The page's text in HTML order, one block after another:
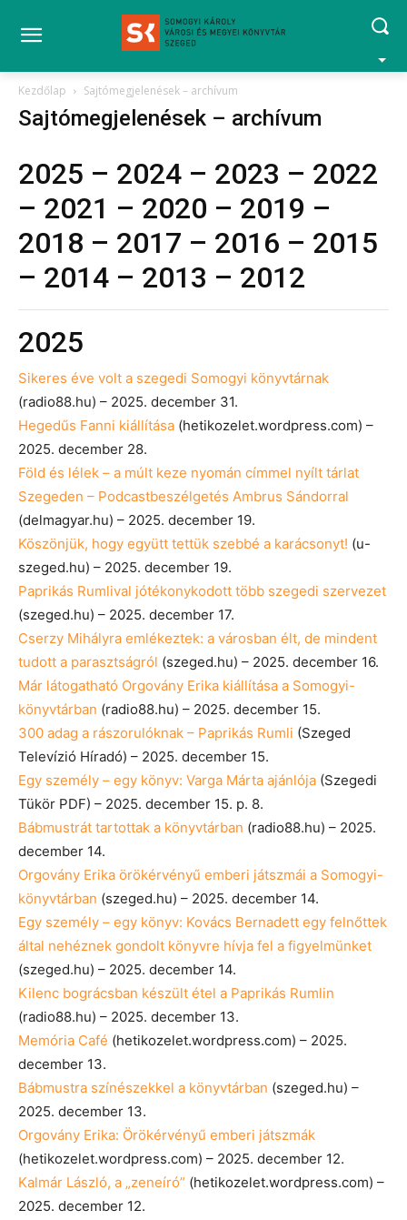
Kezdőlap Sajtómegjelenések – archívum
Sajtómegjelenések – archívum
2025 – 2024 – 2023 – 2022
– 2021 – 2020 – 2019 –
2018 – 2017 – 2016 – 2015
– 2014 – 2013 – 2012
2025
Sikeres éve volt a szegedi Somogyi könyvtárnak
(radio88.hu) – 2025. december 31.
Hegedűs Fanni kiállítása (hetikozelet.wordpress.com) –
2025. december 28.
Föld és lélek – a múlt keze nyomán címmel nyílt tárlat
Szegeden – Podcastbeszélgetés Ambrus Sándorral
(delmagyar.hu) – 2025. december 19.
Köszönjük, hogy együtt tettük szebbé a karácsonyt! (u-
szeged.hu) – 2025. december 19.
Paprikás Rumlival jótékonykodott több szegedi szervezet
(szeged.hu) – 2025. december 17.
Cserzy Mihályra emlékeztek: a városban élt, de mindent
tudott a parasztságról (szeged.hu) – 2025. december 16.
Már látogatható Orgovány Erika kiállítása a Somogyi-
könyvtárban (radio88.hu) – 2025. december 15.
300 adag a rászorulóknak – Paprikás Rumli (Szeged
Televízió Híradó) – 2025. december 15.
Egy személy – egy könyv: Varga Márta ajánlója (Szegedi
Tükör PDF) – 2025. december 15. p. 8.
Bábmustrát tartottak a könyvtárban (radio88.hu) – 2025.
december 14.
Orgovány Erika örökérvényű emberi játszmái a Somogyi-
könyvtárban (szeged.hu) – 2025. december 14.
Egy személy – egy könyv: Kovács Bernadett egy felnőttek
által nehéznek gondolt könyvre hívja fel a figyelmünket
(szeged.hu) – 2025. december 14.
Kilenc bográcsban készült étel a Paprikás Rumlin
(radio88.hu) – 2025. december 13.
Memória Café (hetikozelet.wordpress.com) – 2025.
december 13.
Bábmustra színészekkel a könyvtárban (szeged.hu) –
2025. december 13.
Orgovány Erika: Örökérvényű emberi játszmák
(hetikozelet.wordpress.com) – 2025. december 12.
Kalmár László, a „zeneíró” (hetikozelet.wordpress.com) –
2025. december 12.